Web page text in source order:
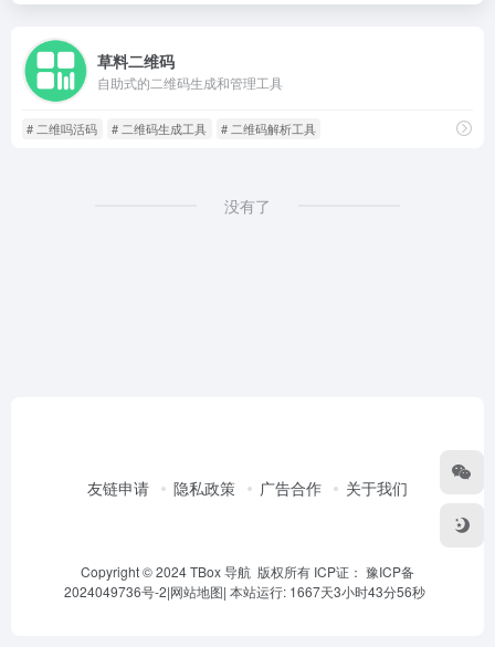
草料二维码
自助式的二维码生成和管理工具
# 二维吗活码 # 二维码生成工具 # 二维码解析工具
没有了
友链申请 隐私政策 广告合作 关于我们
Copyright © 2024 TBox 导航 版权所有 ICP证： 豫ICP备
2024049736号-2|网站地图| 本站运行: 1667天3小时43分56秒